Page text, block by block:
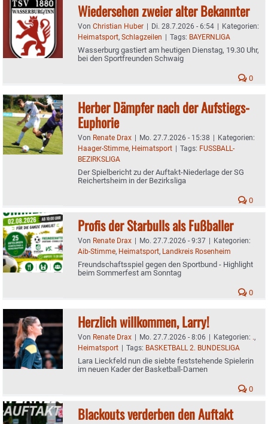
Wiedersehen zweier alter Bekannter
Von Christian Huber | Di. 28.7.2026 - 6:54 | Kategorien:
Heimatsport, Schlagzeilen | Tags: BAYERNLIGA
Wasserburg gastiert am heutigen Dienstag, 19.30 Uhr,
bei den Sportfreunden Schwaig
0
Herber Dämpfer nach der Aufstiegs-
Euphorie
Von Renate Drax | Mo. 27.7.2026 - 15:38 | Kategorien:
Haager-Stimme, Heimatsport | Tags: FUSSBALL-
BEZIRKSLIGA
Der Spielbericht zu der Auftakt-Niederlage der SG
Reichertsheim in der Bezirksliga
0
Profis der Starbulls als Fußballer
Von Renate Drax | Mo. 27.7.2026 - 9:37 | Kategorien:
Aib-Stimme, Heimatsport, Landkreis Rosenheim
Freundschaftsspiel gegen den Sportbund - Highlight
beim Sommerfest am Sonntag
0
Herzlich willkommen, Larry!
Von Renate Drax | Mo. 27.7.2026 - 8:06 | Kategorien: .,
Heimatsport | Tags: BASKETBALL 2. BUNDESLIGA
Lara Lieckfeld nun die siebte feststehende Spielerin
im neuen Kader der Basketball-Damen
0
Blackouts verderben den Auftakt